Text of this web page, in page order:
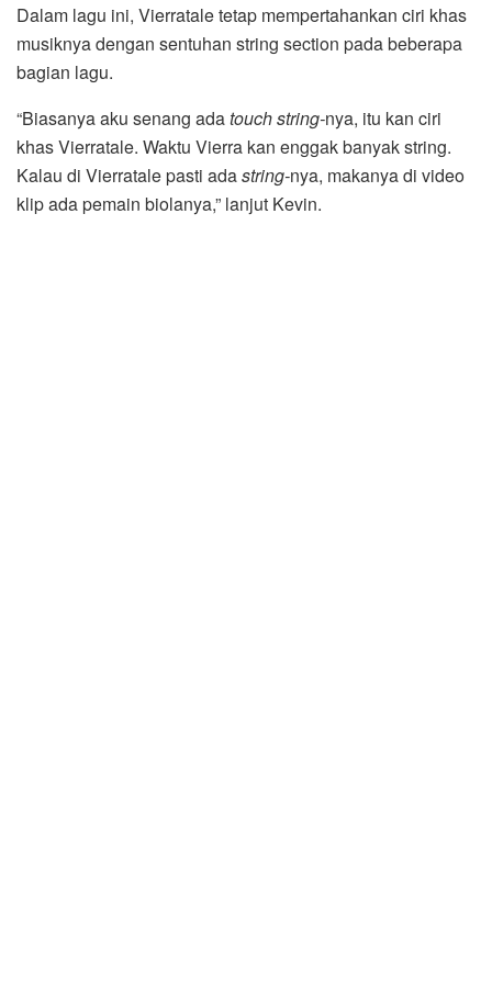
Dalam lagu ini, Vierratale tetap mempertahankan ciri khas
musiknya dengan sentuhan string section pada beberapa
bagian lagu.
“Biasanya aku senang adatouch string-nya, itu kan ciri
khas Vierratale. Waktu Vierra kan enggak banyak string.
Kalau di Vierratale pasti adastring-nya, makanya di video
klip ada pemain biolanya,” lanjut Kevin.